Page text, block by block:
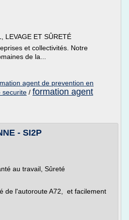
LEVAGE ET SÛRETÉ
et collectivités. Notre
de la...
agent de prevention en
securite / formation agent
- SI2P
au travail, Sûreté
de l'autoroute A72, et facilement